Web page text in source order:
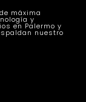
máxima
y
en Palermo y
nuestro